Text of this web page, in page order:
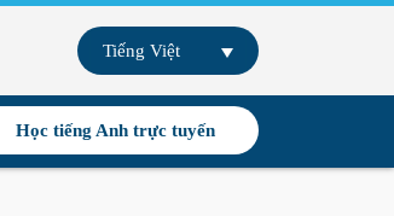
Tiếng Việt
Học tiếng Anh trực tuyến